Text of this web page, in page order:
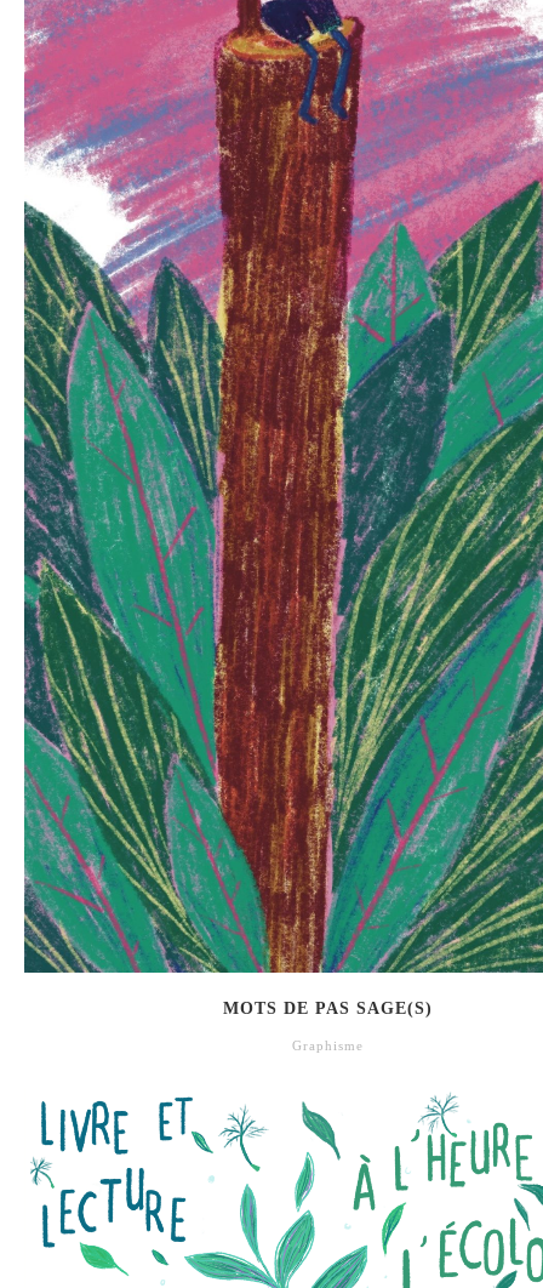
MOTS DE PAS SAGE(S)
Graphisme